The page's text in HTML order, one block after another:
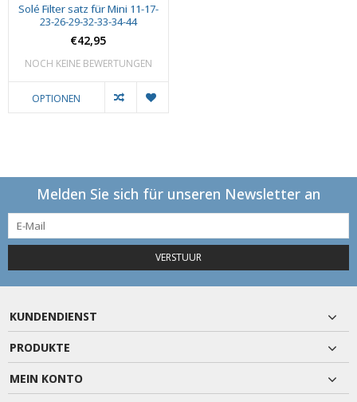
Solé Filter satz für Mini 11-17-
23-26-29-32-33-34-44
€42,95
NOCH KEINE BEWERTUNGEN
OPTIONEN
Melden Sie sich für unseren Newsletter an
VERSTUUR
KUNDENDIENST
PRODUKTE
MEIN KONTO